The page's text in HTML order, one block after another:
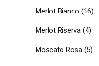
Merlot Bianco (16)
Merlot Riserva (4)
Moscato Rosa (5)